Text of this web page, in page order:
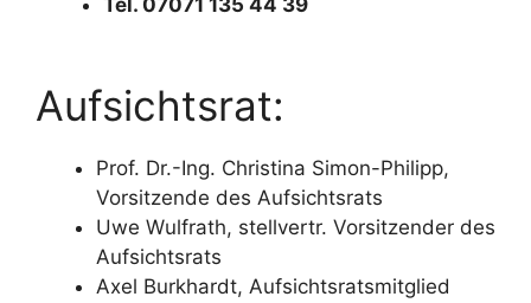
Tel. 07071 135 44 39
Aufsichtsrat:
Prof. Dr.-Ing. Christina Simon-Philipp,
Vorsitzende des Aufsichtsrats
Uwe Wulfrath, stellvertr. Vorsitzender des
Aufsichtsrats
Axel Burkhardt, Aufsichtsratsmitglied